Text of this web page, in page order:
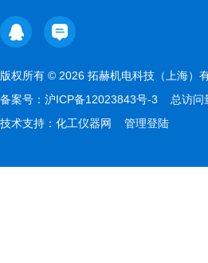
版权所有 © 2026 拓赫机电科技（上海）
备案号： 沪ICP备12023843号-3 总访问
技术支持： 化工仪器网 管理登陆